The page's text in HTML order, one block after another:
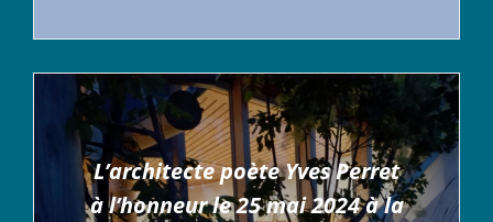
L’architecte poète Yves Perret
à l’honneur le 25 mai 2024 à la